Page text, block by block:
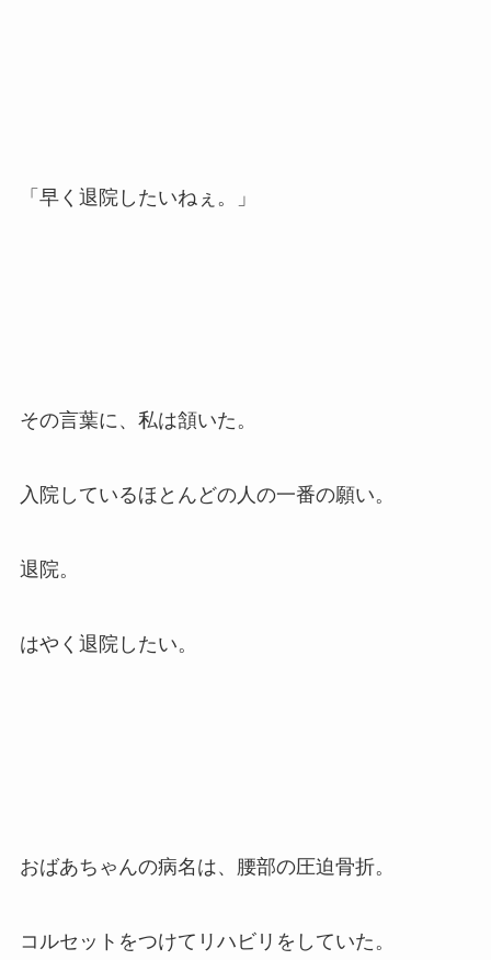
「早く退院したいねぇ。」
その言葉に、私は頷いた。
入院しているほとんどの人の一番の願い。
退院。
はやく退院したい。
おばあちゃんの病名は、腰部の圧迫骨折。
コルセットをつけてリハビリをしていた。